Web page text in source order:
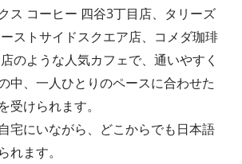
ス コーヒー 四谷3丁目店、タリーズ
ストサイドスクエア店、コメダ珈琲
のような人気カフェで、通いやすく
中、一人ひとりのペースに合わせた
受けられます。
自宅にいながら、どこからでも日本語
れます。